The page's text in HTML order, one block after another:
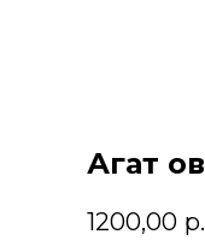
Агат
1200,00 р.